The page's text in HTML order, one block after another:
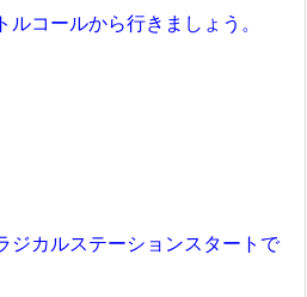
コールから行きましょう。
カルステーションスタートで